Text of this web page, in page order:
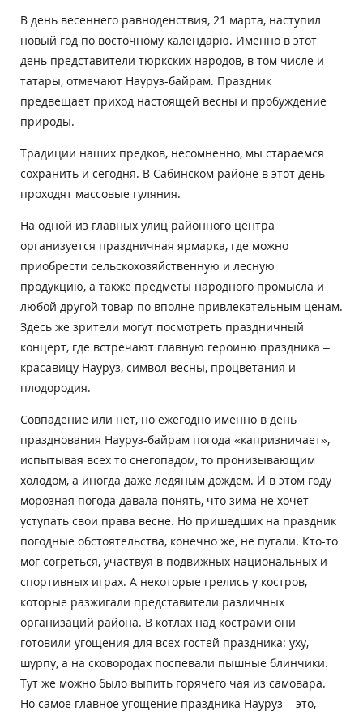
В день весеннего равноденствия, 21 марта, наступил
новый год по восточному календарю. Именно в этот
день представители тюркских народов, в том числе и
татары, отмечают Науруз-байрам. Праздник
предвещает приход настоящей весны и пробуждение
природы.
Традиции наших предков, несомненно, мы стараемся
сохранить и сегодня. В Сабинском районе в этот день
проходят массовые гуляния.
На одной из главных улиц районного центра
организуется праздничная ярмарка, где можно
приобрести сельскохозяйственную и лесную
продукцию, а также предметы народного промысла и
любой другой товар по вполне привлекательным ценам.
Здесь же зрители могут посмотреть праздничный
концерт, где встречают главную героиню праздника –
красавицу Науруз, символ весны, процветания и
плодородия.
Совпадение или нет, но ежегодно именно в день
празднования Науруз-байрам погода «капризничает»,
испытывая всех то снегопадом, то пронизывающим
холодом, а иногда даже ледяным дождем. И в этом году
морозная погода давала понять, что зима не хочет
уступать свои права весне. Но пришедших на праздник
погодные обстоятельства, конечно же, не пугали. Кто-то
мог согреться, участвуя в подвижных национальных и
спортивных играх. А некоторые грелись у костров,
которые разжигали представители различных
организаций района. В котлах над кострами они
готовили угощения для всех гостей праздника: уху,
шурпу, а на сковородах поспевали пышные блинчики.
Тут же можно было выпить горячего чая из самовара.
Но самое главное угощение праздника Науруз – это,